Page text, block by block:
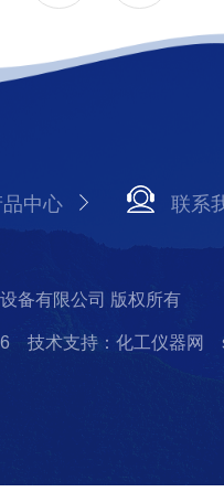
品中心 联系
备有限公司 版权所有
技术支持：化工仪器网